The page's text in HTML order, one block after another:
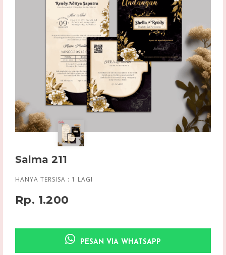
Salma 211
HANYA TERSISA : 1 LAGI
Rp. 1.200
PESAN VIA WHATSAPP